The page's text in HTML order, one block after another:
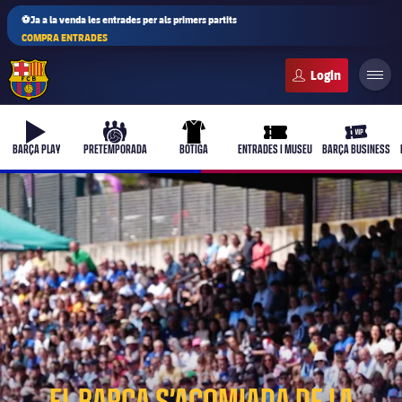
⚽Ja a la venda les entrades per als primers partits
COMPRA ENTRADES
b-play
BARÇA PLAY
culers-ball
PRETEMPORADA
uniform
BOTIGA
ticket-full
ENTRADES I MUSEU
ticket-
BARÇA BUSINESS